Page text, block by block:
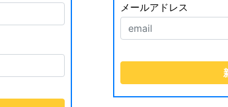
メールアドレス